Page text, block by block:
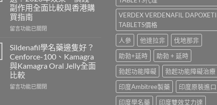
常
見
副
作
注
意
事
項
與
香
香
港
價
錢
｜
Viagra
一
粒
多
少
副作用全面比較與香港購
買指南
在
效
威
而
鋼
與
必
留言功能已關閉
Sildenafil學名藥邊隻好？
Cenforce-100、Kamagra
與Kamagra Oral Jelly全面
比較
在
留言功能已關閉
VERDEX VERDENAFIL
TABLETS價格
人參
他達拉非
伐地那非
助勃+延時
助勃 + 延時
勃起功能障礙
勃起功能障礙治療
印度Ambitree製藥
印度原裝進口
印度學名藥
印度雙效艾力達